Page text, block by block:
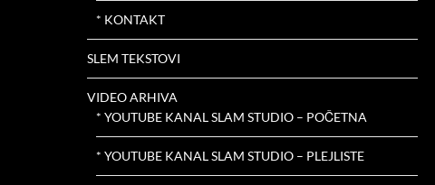
* KONTAKT
SLEM TEKSTOVI
VIDEO ARHIVA
* YOUTUBE KANAL SLAM STUDIO – POČETNA
* YOUTUBE KANAL SLAM STUDIO – PLEJLISTE